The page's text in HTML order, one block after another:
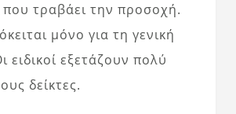
τραβάει την προσοχή.
μόνο για τη γενική
ειδικοί εξετάζουν πολύ
δείκτες.